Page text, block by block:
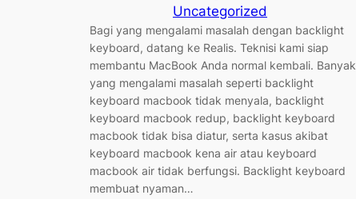
Uncategorized
Bagi yang mengalami masalah dengan backlight
keyboard, datang ke Realis. Teknisi kami siap
membantu MacBook Anda normal kembali. Banyak
yang mengalami masalah seperti backlight
keyboard macbook tidak menyala, backlight
keyboard macbook redup, backlight keyboard
macbook tidak bisa diatur, serta kasus akibat
keyboard macbook kena air atau keyboard
macbook air tidak berfungsi. Backlight keyboard
membuat nyaman…